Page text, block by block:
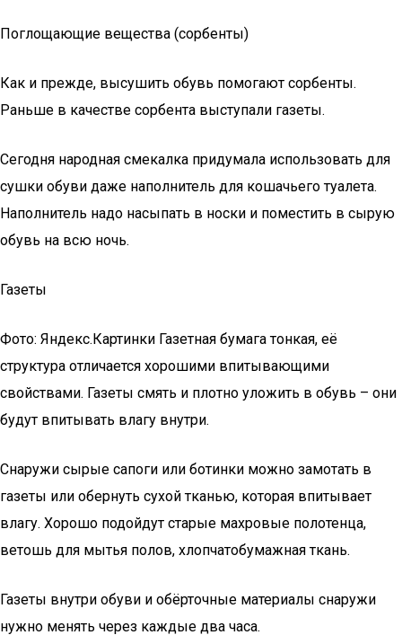
Поглощающие вещества (сорбенты)
Как и прежде, высушить обувь помогают сорбенты.
Раньше в качестве сорбента выступали газеты.
Сегодня народная смекалка придумала использовать для
сушки обуви даже наполнитель для кошачьего туалета.
Наполнитель надо насыпать в носки и поместить в сырую
обувь на всю ночь.
Газеты
Фото: Яндекс.Картинки Газетная бумага тонкая, её
структура отличается хорошими впитывающими
свойствами. Газеты смять и плотно уложить в обувь – они
будут впитывать влагу внутри.
Снаружи сырые сапоги или ботинки можно замотать в
газеты или обернуть сухой тканью, которая впитывает
влагу. Хорошо подойдут старые махровые полотенца,
ветошь для мытья полов, хлопчатобумажная ткань.
Газеты внутри обуви и обёрточные материалы снаружи
нужно менять через каждые два часа.